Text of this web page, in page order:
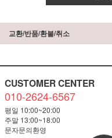
교환/반품/환불/취소
CUSTOMER CENTER
010-2624-6567
평일 10:00~20:00
주말 13:00~18:00
문자문의환영